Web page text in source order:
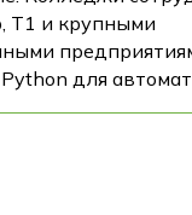
Т1 и крупными
для